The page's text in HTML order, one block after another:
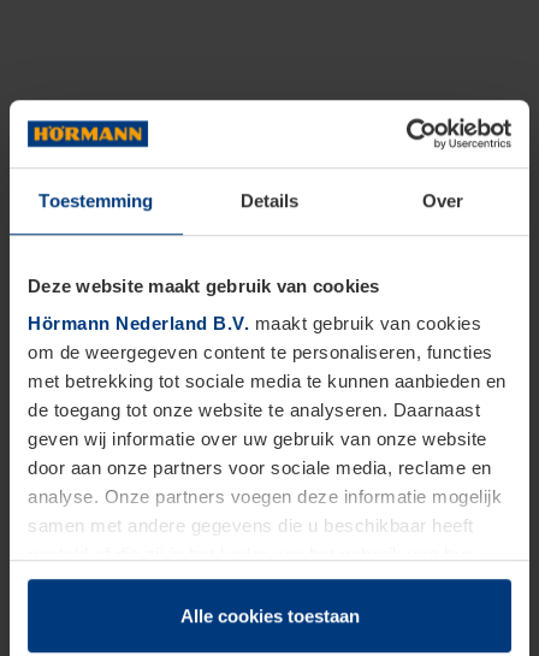
Toestemming Details Over
Deze website maakt gebruik van cookies
Hörmann Nederland B.V. maakt gebruik van cookies
om de weergegeven content te personaliseren, functies
met betrekking tot sociale media te kunnen aanbieden en
de toegang tot onze website te analyseren. Daarnaast
geven wij informatie over uw gebruik van onze website
door aan onze partners voor sociale media, reclame en
analyse. Onze partners voegen deze informatie mogelijk
samen met andere gegevens die u beschikbaar heeft
dienstverlening hebben verzameld.
Juridisch zijn wij gerechtigd om cookies op uw computer
Alle cookies toestaan